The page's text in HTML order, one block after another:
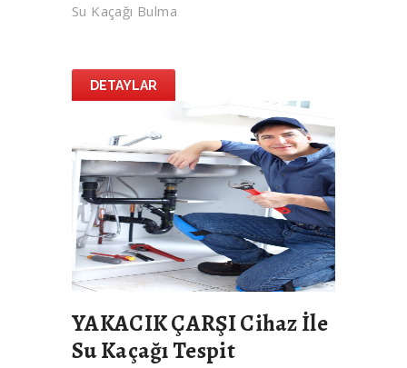
Su Kaçağı Bulma
DETAYLAR
YAKACIK ÇARŞI Cihaz İle
Su Kaçağı Tespit